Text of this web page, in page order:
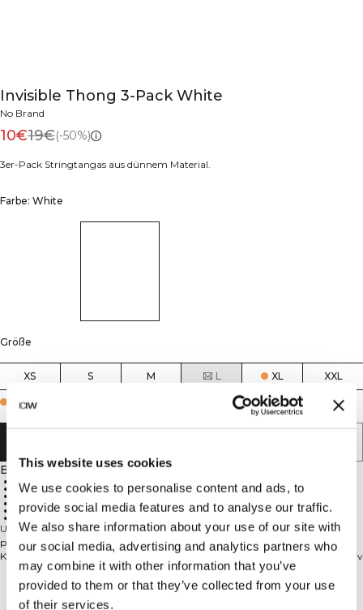
This website uses cookies
We use cookies to personalise content and ads, to
provide social media features and to analyse our traffic.
We also share information about your use of our site with
our social media, advertising and analytics partners who
may combine it with other information that you’ve
provided to them or that they’ve collected from your use
of their services.
Invisible Thong 3-Pack White
No Brand
10€19€(-50%)
3er-Pack Stringtangas aus dünnem Material.
Farbe: White
Größe
XS S M L XL XXL
Few in stock
Beschreibung
82% Nylon, 18% Elastan
Atmungsaktiv
Dünnes Material und geklebte Kanten für einen nahtlosen Sitz
Unsichtbar unter Tights
Erhältlich als Einzelpack oder 3er-Pack
Geeignet für den Alltag und fürs Training
Unterwäsche aus Funktionsmaterial ist nicht nur bequem, sondern auch
praktisch Diese Tangas haben dank des dünnen Materials nur eine minimale
Kante und sind unter deinen Tights nahezu unsichtbar. Sie sind atmungsaktiv
und sowohl für den Alltag als auch für das Training geeignet.
Achtung! Es besteht die Gefahr, dass du keine andere Unterwäsche mehr
tragen willst: Daher gibt es sie in mehreren Farben und einzeln wie auch im
Technical Aspects